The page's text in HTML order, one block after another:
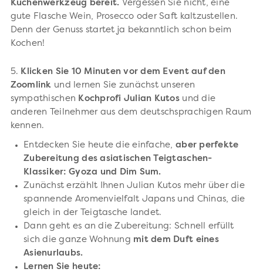
Küchenwerkzeug bereit. Vergessen Sie nicht, eine
gute Flasche Wein, Prosecco oder Saft kaltzustellen.
Denn der Genuss startet ja bekanntlich schon beim
Kochen!
5. Klicken Sie 10 Minuten vor dem Event auf den
Zoomlink und lernen Sie zunächst unseren
sympathischen Kochprofi Julian Kutos und die
anderen Teilnehmer aus dem deutschsprachigen Raum
kennen.
Entdecken Sie heute die einfache, aber perfekte
Zubereitung des asiatischen Teigtaschen-
Klassiker: Gyoza und Dim Sum.
Zunächst erzählt Ihnen Julian Kutos mehr über die
spannende Aromenvielfalt Japans und Chinas, die
gleich in der Teigtasche landet.
Dann geht es an die Zubereitung: Schnell erfüllt
sich die ganze Wohnung mit dem Duft eines
Asienurlaubs.
Lernen Sie heute: